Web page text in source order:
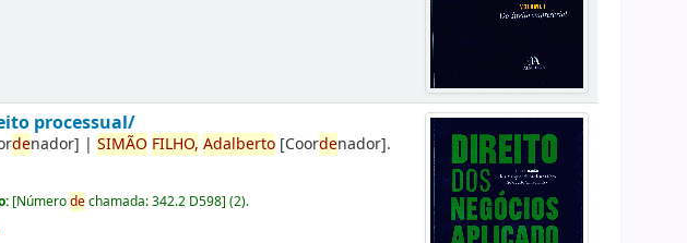
processual/
denador] |SIMÃO FILHO, Adalberto [Coordenador].
[Númerodechamada:342.2 D598](2).